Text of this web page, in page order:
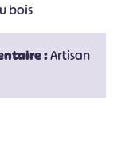
bois
:Artisan